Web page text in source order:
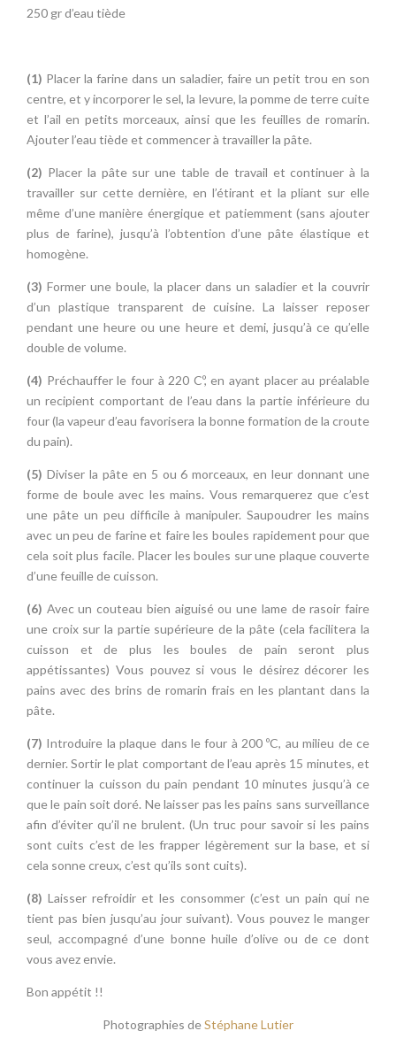
250 gr d’eau tiède
(1) Placer la farine dans un saladier, faire un petit trou en son
centre, et y incorporer le sel, la levure, la pomme de terre cuite
et l’ail en petits morceaux, ainsi que les feuilles de romarin.
Ajouter l’eau tiède et commencer à travailler la pâte.
(2) Placer la pâte sur une table de travail et continuer à la
travailler sur cette dernière, en l’étirant et la pliant sur elle
même d’une manière énergique et patiemment (sans ajouter
plus de farine), jusqu’à l’obtention d’une pâte élastique et
homogène.
(3) Former une boule, la placer dans un saladier et la couvrir
d’un plastique transparent de cuisine. La laisser reposer
pendant une heure ou une heure et demi, jusqu’à ce qu’elle
double de volume.
(4) Préchauffer le four à 220 Cº, en ayant placer au préalable
un recipient comportant de l’eau dans la partie inférieure du
four (la vapeur d’eau favorisera la bonne formation de la croute
du pain).
(5) Diviser la pâte en 5 ou 6 morceaux, en leur donnant une
forme de boule avec les mains. Vous remarquerez que c’est
une pâte un peu difficile à manipuler. Saupoudrer les mains
avec un peu de farine et faire les boules rapidement pour que
cela soit plus facile. Placer les boules sur une plaque couverte
d’une feuille de cuisson.
(6) Avec un couteau bien aiguisé ou une lame de rasoir faire
une croix sur la partie supérieure de la pâte (cela facilitera la
cuisson et de plus les boules de pain seront plus
appétissantes) Vous pouvez si vous le désirez décorer les
pains avec des brins de romarin frais en les plantant dans la
pâte.
(7) Introduire la plaque dans le four à 200 ºC, au milieu de ce
dernier. Sortir le plat comportant de l’eau après 15 minutes, et
continuer la cuisson du pain pendant 10 minutes jusqu’à ce
que le pain soit doré. Ne laisser pas les pains sans surveillance
afin d’éviter qu’il ne brulent. (Un truc pour savoir si les pains
sont cuits c’est de les frapper légèrement sur la base, et si
cela sonne creux, c’est qu’ils sont cuits).
(8) Laisser refroidir et les consommer (c’est un pain qui ne
tient pas bien jusqu’au jour suivant). Vous pouvez le manger
seul, accompagné d’une bonne huile d’olive ou de ce dont
vous avez envie.
Bon appétit !!
Photographies deStéphane Lutier